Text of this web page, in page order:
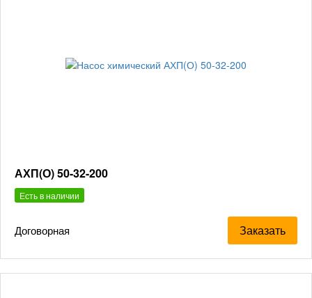
АХП(О) 50-32-200
Есть в наличии
Договорная Заказать